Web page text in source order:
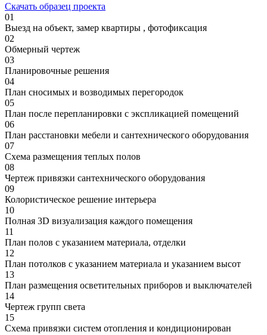
Скачать образец проекта
01
Выезд на объект, замер квартиры , фотофиксация
02
Обмерный чертеж
03
Планировочные решения
04
План сносимых и возводимых перегородок
05
План после перепланировки с экспликацией помещений
06
План расстановки мебели и сантехнического оборудования
07
Схема размещения теплых полов
08
Чертеж привязки сантехнического оборудования
09
Колористическое решение интерьера
10
Полная 3D визуализация каждого помещения
11
План полов с указанием материала, отделки
12
План потолков с указанием материала и указанием высот
13
План размещения осветительных приборов и выключателей
14
Чертеж групп света
15
Схема привязки систем отопления и кондиционирован